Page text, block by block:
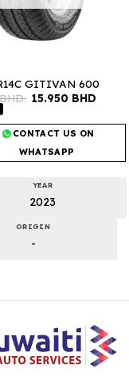
GITIVAN 600
15.950 BHD
CONTACT US ON
WHATSAPP
YEAR
2023
ORIGIN
-